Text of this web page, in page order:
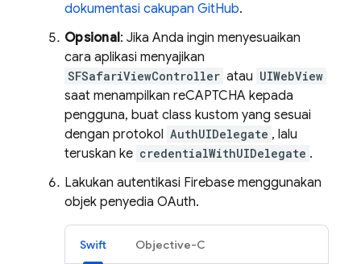
dokumentasi cakupan GitHub.
Opsional: Jika Anda ingin menyesuaikan
cara aplikasi menyajikan
SFSafariViewController atau UIWebView
saat menampilkan reCAPTCHA kepada
pengguna, buat class kustom yang sesuai
dengan protokol AuthUIDelegate , lalu
teruskan ke credentialWithUIDelegate .
Lakukan autentikasi Firebase menggunakan
objek penyedia OAuth.
Swift Objective-C